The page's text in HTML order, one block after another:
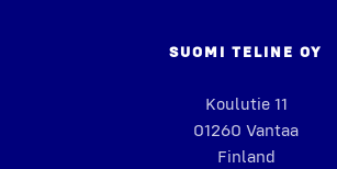
Teline
SUO­MI TELI­NE OY
Kou­lu­tie 11
01260 Van­taa
Fin­land